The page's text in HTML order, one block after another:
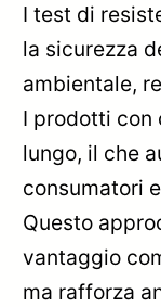
I test di
la sicurezza
ambientale,
I prodotti con
lungo, il che
consumatori
Questo
vantaggio
ma rafforza